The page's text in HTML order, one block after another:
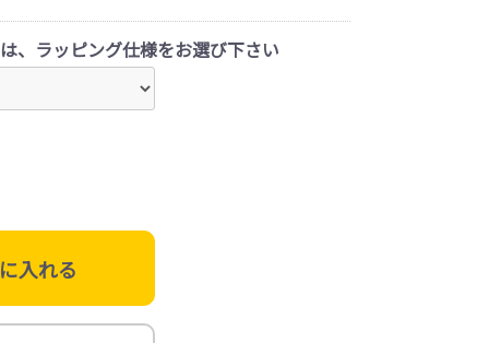
、ラッピング仕様をお選び下さい
入れる